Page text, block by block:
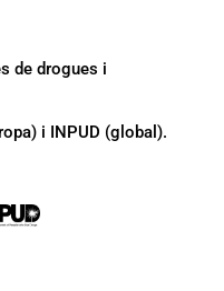
de drogues i
i INPUD (global).